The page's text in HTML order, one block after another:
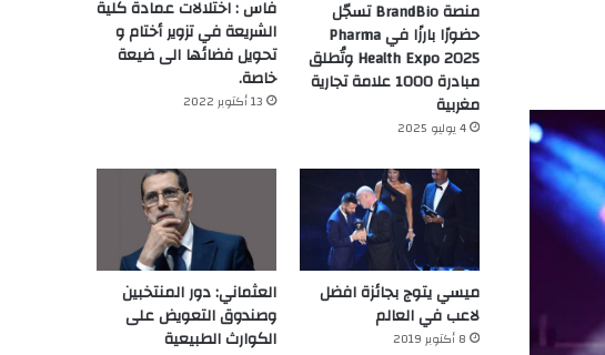
منصة BrandBio تسجّل
حضورًا بارزًا في Pharma
Health Expo 2025 وتُطلق
مبادرة 1000 علامة تجارية
مغربية
4 يوليو 2025
فاس : اختلالات عمادة كلية
الشريعة في تزوير أختام و
تحويل فضائها الى ضيعة
خاصة.
13 أكتوبر 2022
ميسي يتوج بجائزة افضل
لاعب في العالم‎
8 أكتوبر 2019
العثماني: دور المنتخبين
وصندوق التعويض على
الكوارث الطبيعية